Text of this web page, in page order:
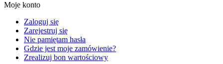
Moje konto
Zaloguj się
Zarejestruj się
Nie pamiętam hasła
Gdzie jest moje zamówienie?
Zrealizuj bon wartościowy